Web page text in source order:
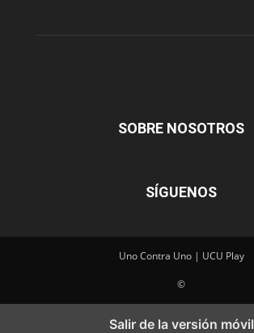
SOBRE NOSOTROS
SÍGUENOS
Uno Contra Uno | UCU Play
©
Salir de la versión móvil